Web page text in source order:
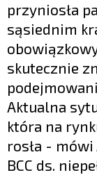
przyniosła
sąsiednim
skutecznie
Aktualna
która na
rosła -
BCC ds.